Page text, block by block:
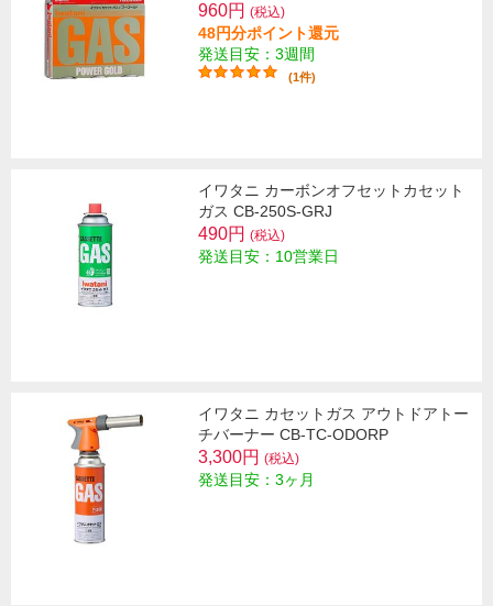
960円 (税込)
48円分ポイント還元
発送目安：3週間
(1件)
イワタニ カーボンオフセットカセット
ガス CB-250S-GRJ
490円 (税込)
発送目安：10営業日
イワタニ カセットガス アウトドアトー
チバーナー CB-TC-ODORP
3,300円 (税込)
発送目安：3ヶ月